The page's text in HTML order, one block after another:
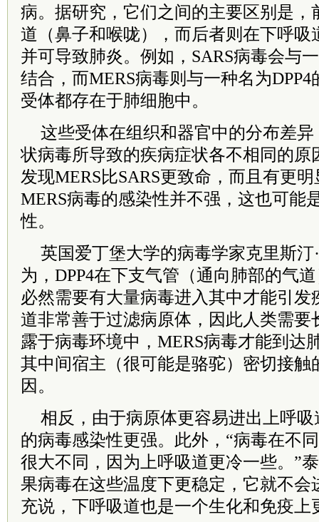
病。据研究，它们之间的主要区别是，
道（鼻子和喉咙），而后者则在下呼吸
并可导致肺炎。例如，SARS病毒会与
结合，而MERS病毒则与一种名为
受体都存在于肺细胞中。
这些受体在组织和器官中的分布差
状病毒所导致的疾病症状各不相同的原
发现MERS比SARS更致命，而且有更
MERS病毒的感染性并不强，这也可能
性。
英国爱丁堡大学的病毒学家克里斯汀
为，DPP4在下支气管（通向肺部的气
必然需要有大量病毒进入其中才能引发
道非常善于过滤病原体，因此人类需要
露于病毒环境中，MERS病毒才能到达
其中间宿主（很可能是骆驼）密切接触
因。
相反，由于病原体更容易进出上呼
的病毒感染性更强。此外，“病毒在不
很大不同，因为上呼吸道更冷一些。”
果病毒在这些温度下更稳定，它就不会
充说，下呼吸道也是一个生化和免疫上